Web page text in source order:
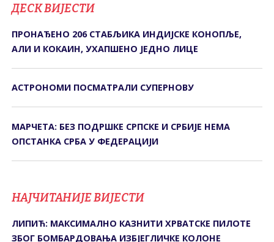
ДЕСК ВИЈЕСТИ
ПРОНАЂЕНО 206 СТАБЉИКА ИНДИЈСКЕ КОНОПЉЕ,
АЛИ И КОКАИН, УХАПШЕНО ЈЕДНО ЛИЦЕ
АСТРОНОМИ ПОСМАТРАЛИ СУПЕРНОВУ
МАРЧЕТА: БЕЗ ПОДРШКЕ СРПСКЕ И СРБИЈЕ НЕМА
ОПСТАНКА СРБА У ФЕДЕРАЦИЈИ
НАЈЧИТАНИЈЕ ВИЈЕСТИ
ЛИПИЋ: МАКСИМАЛНО КАЗНИТИ ХРВАТСКЕ ПИЛОТЕ
ЗБОГ БОМБАРДОВАЊА ИЗБЈЕГЛИЧКЕ КОЛОНЕ